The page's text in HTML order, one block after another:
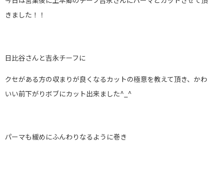
きました！！
日比谷さんと吉永チーフに
クセがある方の収まりが良くなるカットの極意を教えて頂き、かわ
いい前下がりボブにカット出来ました^_^
パーマも緩めにふんわりなるように巻き